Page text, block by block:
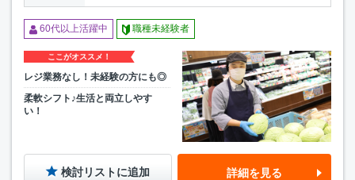
60代以上活躍中 職種未経験者
ここがオススメ！
レジ業務なし！未経験の方にも◎
柔軟シフト♪生活と両立しやす
い！
検討リストに追加 詳細を見る